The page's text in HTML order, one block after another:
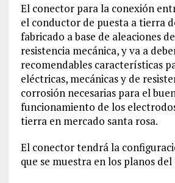
El conector para la conexión
el conductor de puesta a tierra
fabricado a base de aleaciones
resistencia mecánica, y va a
recomendables características
eléctricas, mecánicas y de
corrosión necesarias para el
funcionamiento de los
tierra en mercado santa rosa.
El conector tendrá la
que se muestra en los planos